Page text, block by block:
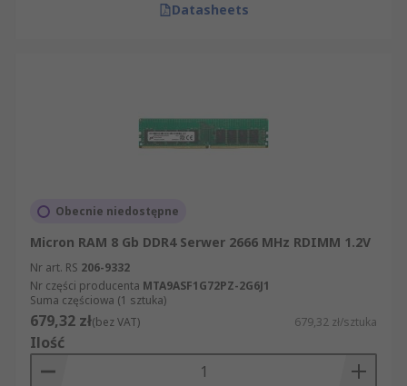
Datasheets
Obecnie niedostępne
Micron RAM 8 Gb DDR4 Serwer 2666 MHz RDIMM 1.2V
Nr art. RS 206-9332
Nr części producenta MTA9ASF1G72PZ-2G6J1
Suma częściowa (1 sztuka)
679,32 zł(bez VAT) 679,32 zł/sztuka
Ilość